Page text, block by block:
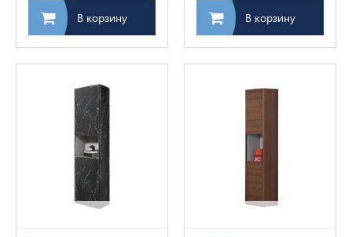
В корзину В корзину